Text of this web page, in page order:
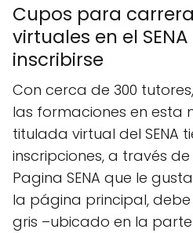
Cupos para
virtuales en el
inscribirse
Con cerca de 300
las formaciones en esta
titulada virtual del SENA
inscripciones, a través
Pagina SENA que le
la página principal,
gris –ubicado en la